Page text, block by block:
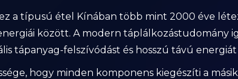
a típusú étel Kínában több mint 2000 éve
között. A modern táplálkozástudomány
tápanyag-felszívódást és hosszú távú
hogy minden komponens kiegészíti a